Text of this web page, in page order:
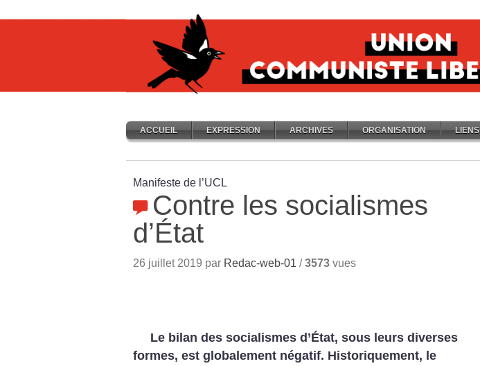
ACCUEIL EXPRESSION ARCHIVES ORGANISATION LIENS
Manifeste de l’UCL
Contre les socialismes
d’État
26 juillet 2019 par Redac-web-01 /3573 vues
Le bilan des socialismes d’État, sous leurs diverses
formes, est globa­lement négatif. Historiquement, le